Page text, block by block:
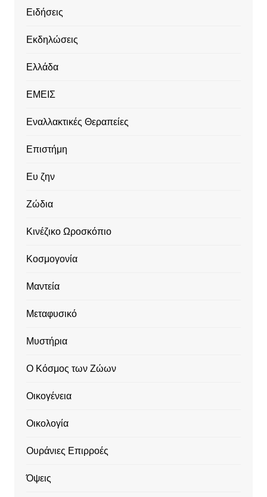
Ειδήσεις
Εκδηλώσεις
Ελλάδα
ΕΜΕΙΣ
Εναλλακτικές Θεραπείες
Επιστήμη
Ευ ζην
Ζώδια
Κινέζικο Ωροσκόπιο
Κοσμογονία
Μαντεία
Μεταφυσικό
Μυστήρια
Ο Κόσμος των Ζώων
Οικογένεια
Οικολογία
Ουράνιες Επιρροές
Όψεις